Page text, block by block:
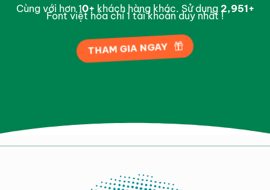
Cùng với hơn 10+khách hàng khác. Sử dụng 2,997+
Font việt hóa chỉ 1 tài khoản duy nhất !
THAM GIA NGAY